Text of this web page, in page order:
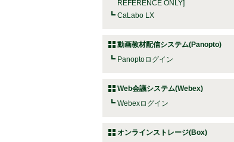
REFERENCE ONLY]
CaLabo LX
動画教材配信システム(Panopto)
Panoptoログイン
Web会議システム(Webex)
Webexログイン
オンラインストレージ(Box)